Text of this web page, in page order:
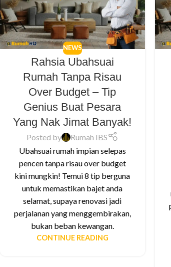
NEWS
Rahsia Ubahsuai
Rumah Tanpa Risau
Over Budget – Tip
Genius Buat Pesara
Yang Nak Jimat Banyak!
Posted by
Rumah IBS
Ubahsuai rumah impian selepas
pencen tanpa risau over budget
kini mungkin! Temui 8 tip berguna
untuk memastikan bajet anda
selamat, supaya renovasi jadi
perjalanan yang menggembirakan,
bukan beban kewangan.
CONTINUE READING